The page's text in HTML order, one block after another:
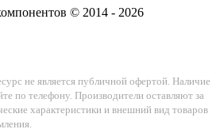
© 2014 - 2026
не является публичной офертой. Наличие
по телефону. Производители оставляют за
характеристики и внешний вид товаров